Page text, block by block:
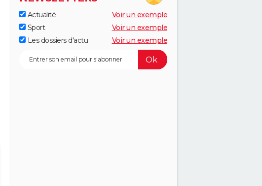
Actualité
Voir un exemple
Sport
Voir un exemple
Les dossiers d'actu
Voir un exemple